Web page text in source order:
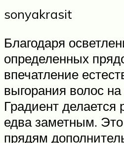
sonyakrasit
Благодаря
определенных
впечатление
выгорания волос
Градиент
едва заметным.
прядям